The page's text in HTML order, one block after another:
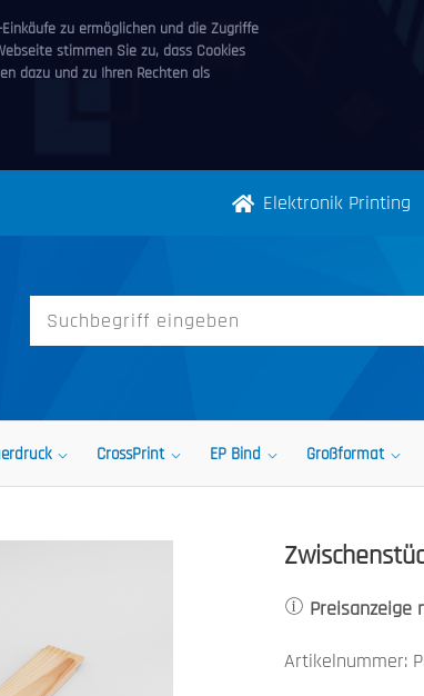
zu ermöglichen und die Zugriffe
stimmen Sie zu, dass Cookies
dazu und zu Ihren Rechten als
Elektronik Printing
CrossPrint EP Bind Großformat
Preisanzeige
Artikelnummer: